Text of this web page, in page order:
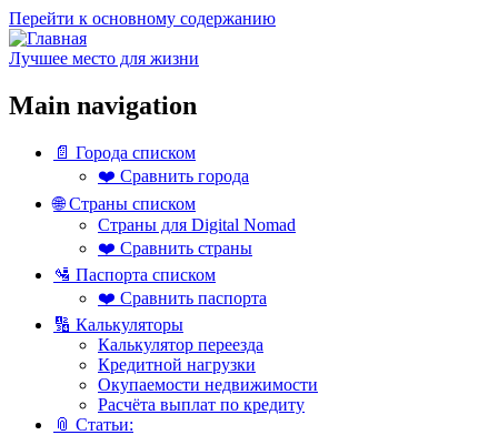
Перейти к основному содержанию
Лучшее место для жизни
Main navigation
📄 Города списком
❤️ Сравнить города
🌐 Страны списком
Страны для Digital Nomad
❤️ Сравнить страны
🛂 Паспорта списком
❤️ Сравнить паспорта
🔢 Калькуляторы
Калькулятор переезда
Кредитной нагрузки
Окупаемости недвижимости
Расчёта выплат по кредиту
📎 Статьи: